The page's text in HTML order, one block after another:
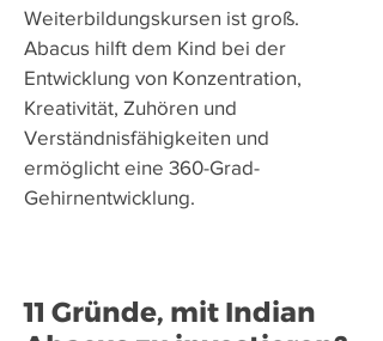
Weiterbildungskursen ist groß.
Abacus hilft dem Kind bei der
Entwicklung von Konzentration,
Kreativität, Zuhören und
Verständnisfähigkeiten und
ermöglicht eine 360-Grad-
Gehirnentwicklung.
11 Gründe, mit Indian